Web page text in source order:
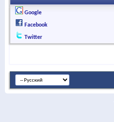
Google
Facebook
Twitter